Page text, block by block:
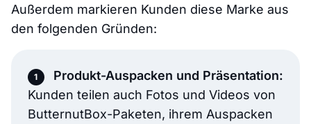
Außerdem markieren Kunden diese Marke aus
den folgenden Gründen:
Produkt-Auspacken und Präsentation:
Kunden teilen auch Fotos und Videos von
ButternutBox-Paketen, ihrem Auspacken